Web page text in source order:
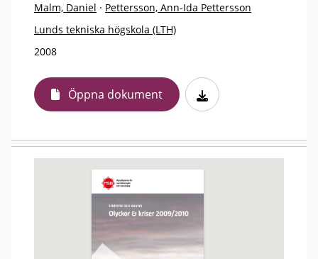
Malm, Daniel · Pettersson, Ann-Ida Pettersson
Lunds tekniska högskola (LTH)
2008
Öppna dokument